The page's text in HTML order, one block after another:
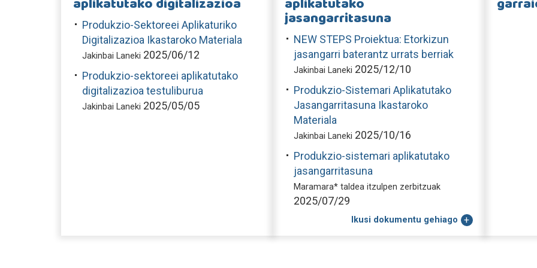
aplikatutako digitalizazioa
Produkzio-Sektoreei Aplikaturiko
Digitalizazioa Ikastaroko Materiala
Jakinbai Laneki 2025/06/12
Produkzio-sektoreei aplikatutako
digitalizazioa testuliburua
Jakinbai Laneki 2025/05/05
aplikatutako
jasangarritasuna
NEW STEPS Proiektua: Etorkizun
jasangarri baterantz urrats berriak
Jakinbai Laneki 2025/12/10
Produkzio-Sistemari Aplikatutako
Jasangarritasuna Ikastaroko
Materiala
Jakinbai Laneki 2025/10/16
Produkzio-sistemari aplikatutako
jasangarritasuna
Maramara* taldea itzulpen zerbitzuak
2025/07/29
Ikusi dokumentu gehiago